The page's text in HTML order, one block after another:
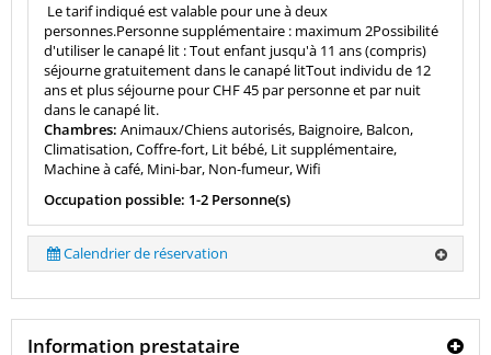
Le tarif indiqué est valable pour une à deux
personnes.Personne supplémentaire : maximum 2Possibilité
d'utiliser le canapé lit : Tout enfant jusqu'à 11 ans (compris)
séjourne gratuitement dans le canapé litTout individu de 12
ans et plus séjourne pour CHF 45 par personne et par nuit
dans le canapé lit.
Chambres: Animaux/Chiens autorisés, Baignoire, Balcon,
Climatisation, Coffre-fort, Lit bébé, Lit supplémentaire,
Machine à café, Mini-bar, Non-fumeur, Wifi
Occupation possible: 1-2 Personne(s)
Calendrier de réservation
Information prestataire